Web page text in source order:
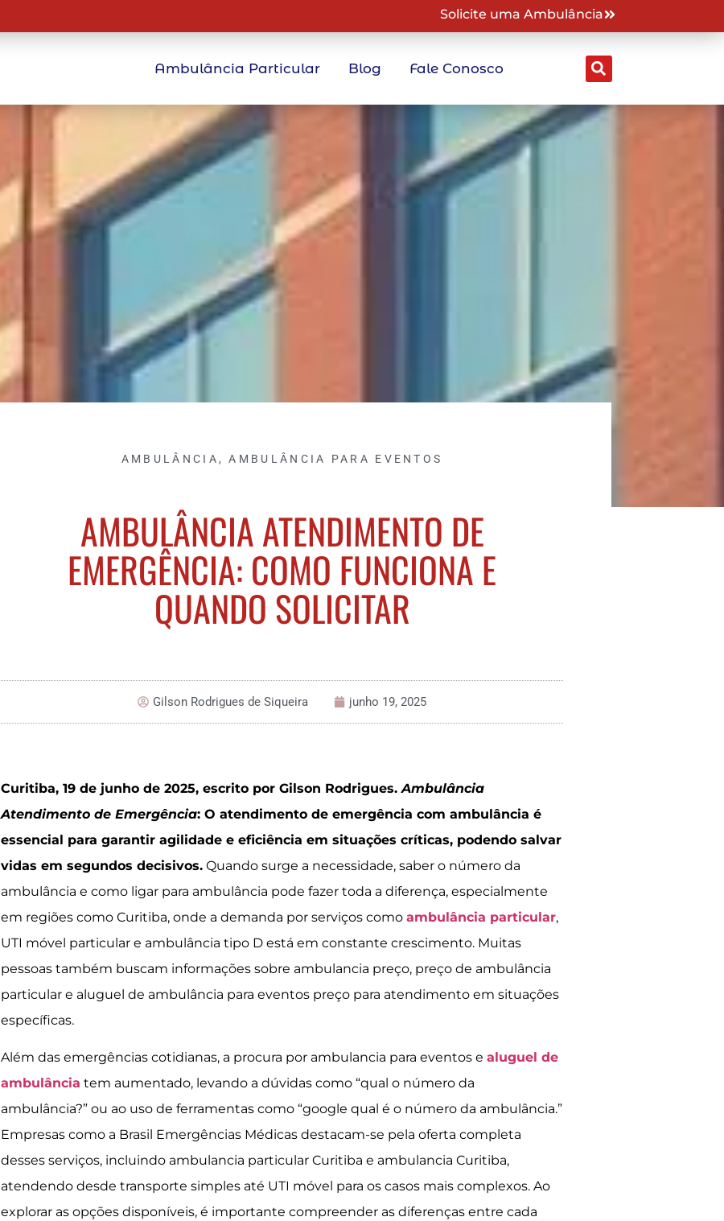
Solicite uma Ambulância
Ambulância Particular Blog Fale Conosco
AMBULÂNCIA ,AMBULÂNCIA PARA EVENTOS
AMBULÂNCIA ATENDIMENTO DE
EMERGÊNCIA: COMO FUNCIONA E
QUANDO SOLICITAR
Gilson Rodrigues de Siqueira junho 19, 2025
Curitiba, 19 de junho de 2025, escrito por Gilson Rodrigues.Ambulância
Atendimento de Emergência:O atendimento de emergência com ambulância é
essencial para garantir agilidade e eficiência em situações críticas, podendo salvar
vidas em segundos decisivos. Quando surge a necessidade, saber o número da
ambulância e como ligar para ambulância pode fazer toda a diferença, especialmente
em regiões como Curitiba, onde a demanda por serviços comoambulância particular,
UTI móvel particular e ambulância tipo D está em constante crescimento. Muitas
pessoas também buscam informações sobre ambulancia preço, preço de ambulância
particular e aluguel de ambulância para eventos preço para atendimento em situações
específicas.
Além das emergências cotidianas, a procura por ambulancia para eventos ealuguel de
ambulância tem aumentado, levando a dúvidas como “qual o número da
ambulância?” ou ao uso de ferramentas como “google qual é o número da ambulância.”
Empresas como a Brasil Emergências Médicas destacam-se pela oferta completa
desses serviços, incluindo ambulancia particular Curitiba e ambulancia Curitiba,
atendendo desde transporte simples até UTI móvel para os casos mais complexos. Ao
explorar as opções disponíveis, é importante compreender as diferenças entre cada